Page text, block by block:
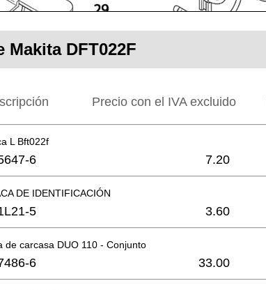
DFT022F
Precio con el IVA excluido
L Bft022f
6 7.20
DE IDENTIFICACIÓN
5 3.60
de carcasa DUO 110 - Conjunto
6 33.00